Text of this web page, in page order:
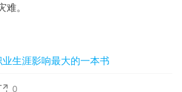
。
生涯影响最大的一本书
0